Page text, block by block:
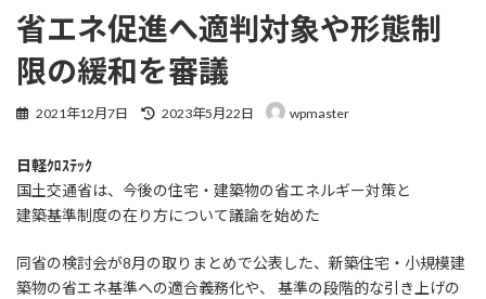
省エネ促進へ適判対象や形態制
限の緩和を審議
2021年12月7日
最
日
時
:
2023年5月22日 wpmaster
日軽ｸﾛｽﾃｯｸ
国土交通省は、今後の住宅・建築物の省エネルギー対策と
建築基準制度の在り方について議論を始めた
同省の検討会が8月の取りまとめで公表した、新築住宅・小規模建
築物の省エネ基準への適合義務化や、 基準の段階的な引き上げの